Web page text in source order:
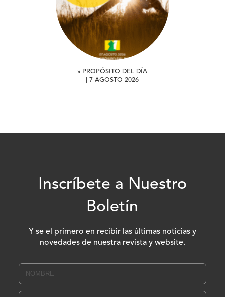
» PROPÓSITO DEL DÍA
| 7 AGOSTO 2026
Inscríbete a Nuestro
Boletín
Y se el primero en recibir las últimas noticias y
novedades de nuestra revista y website.